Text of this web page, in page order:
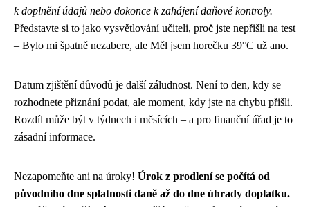
k doplnění údajů nebo dokonce k zahájení daňové kontroly.
Představte si to jako vysvětlování učiteli, proč jste nepřišli na test
– Bylo mi špatně nezabere, ale Měl jsem horečku 39°C už ano.
Datum zjištění důvodů je další záludnost. Není to den, kdy se
rozhodnete přiznání podat, ale moment, kdy jste na chybu přišli.
Rozdíl může být v týdnech i měsících – a pro finanční úřad je to
zásadní informace.
Nezapomeňte ani na úroky! Úrok z prodlení se počítá od
původního dne splatnosti daně až do dne úhrady doplatku.